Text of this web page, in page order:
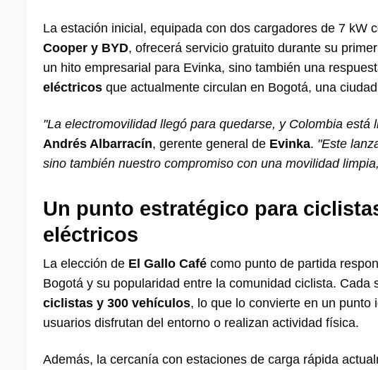
La estación inicial, equipada con dos cargadores de 7 kW
Cooper y BYD, ofrecerá servicio gratuito durante su
un hito empresarial para Evinka, sino también una
eléctricos que actualmente circulan en Bogotá, una
"La electromovilidad llegó para quedarse, y Colombia
Andrés Albarracín, gerente general de Evinka. "Este
sino también nuestro compromiso con una movilidad
Un punto estratégico para
eléctricos
La elección de El Gallo Café como punto de partida
Bogotá y su popularidad entre la comunidad ciclista.
ciclistas y 300 vehículos, lo que lo convierte en un
usuarios disfrutan del entorno o realizan actividad física.
Además, la cercanía con estaciones de carga rápida